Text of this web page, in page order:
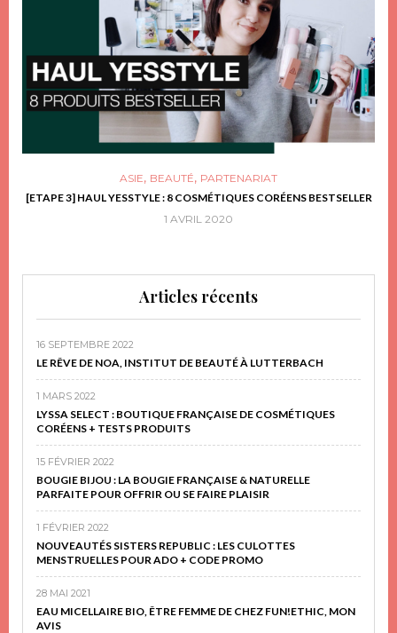
ASIE, BEAUTÉ, PARTENARIAT
[ETAPE 3] HAUL YESSTYLE : 8 COSMÉTIQUES CORÉENS BESTSELLER
1 AVRIL 2020
Articles récents
16 SEPTEMBRE 2022
LE RÊVE DE NOA, INSTITUT DE BEAUTÉ À LUTTERBACH
1 MARS 2022
LYSSA SELECT : BOUTIQUE FRANÇAISE DE COSMÉTIQUES
CORÉENS + TESTS PRODUITS
15 FÉVRIER 2022
BOUGIE BIJOU : LA BOUGIE FRANÇAISE & NATURELLE
PARFAITE POUR OFFRIR OU SE FAIRE PLAISIR
1 FÉVRIER 2022
NOUVEAUTÉS SISTERS REPUBLIC : LES CULOTTES
MENSTRUELLES POUR ADO + CODE PROMO
28 MAI 2021
EAU MICELLAIRE BIO, ÊTRE FEMME DE CHEZ FUN!ETHIC, MON
AVIS